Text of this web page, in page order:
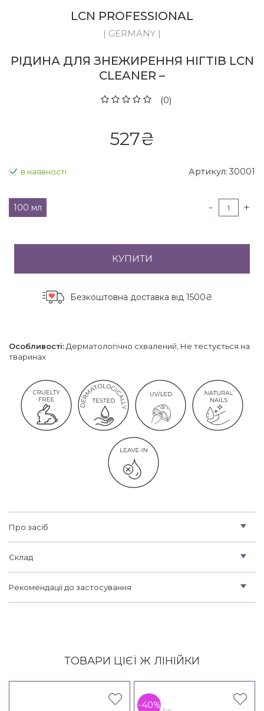
LCN PROFESSIONAL
| GERMANY |
РІДИНА ДЛЯ ЗНЕЖИРЕННЯ НІГТІВ LCN
CLEANER –
(0)
527₴
в наявності Артикул: 30001
100 мл - +
КУПИТИ
Безкоштовна доставка від 1500₴
Особливості: Дерматологічно схвалений, Не тестується на
тваринах
Про засіб
Склад
Рекомендації до застосування
ТОВАРИ ЦІЄЇ Ж ЛІНІЙКИ
-40%